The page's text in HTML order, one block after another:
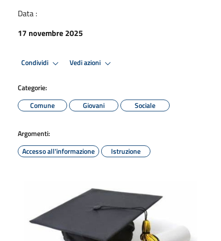
Data :
17 novembre 2025
Condividi Vedi azioni
Categorie:
Comune
Giovani Sociale
Argomenti:
Accesso all'informazione
Istruzione